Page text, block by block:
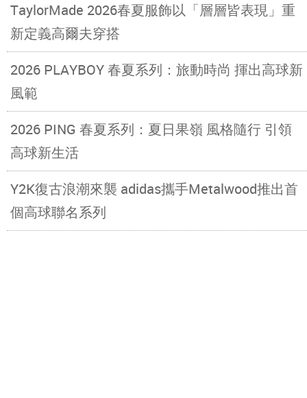
TaylorMade 2026春夏服飾以「層層皆表現」重
新定義高爾夫穿搭
2026 PLAYBOY 春夏系列：旅動時尚 揮出高球新
風範
2026 PING 春夏系列：夏日果嶺 風格隨行 引領
高球新生活
Y2K復古浪潮來襲 adidas攜手Metalwood推出首
個高球聯名系列